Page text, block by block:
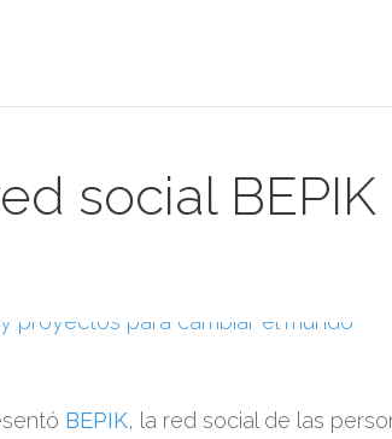
social BEPIK
BEPIK, la red social de las